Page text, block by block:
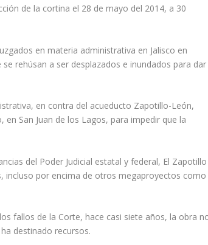
de la cortina el 28 de mayo del 2014, a 30
en materia administrativa en Jalisco en
rehúsan a ser desplazados e inundados para dar
en contra del acueducto Zapotillo-León,
San Juan de los Lagos, para impedir que la
del Poder Judicial estatal y federal, El Zapotillo
incluso por encima de otros megaproyectos como
fallos de la Corte, hace casi siete años, la obra
destinado recursos.